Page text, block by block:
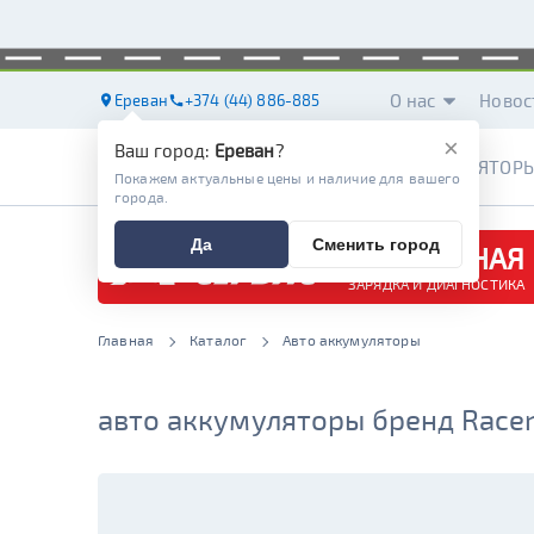
Ереван +374 (44) 886-885 О нас
БЕСПЛАТНАЯ
ЗАРЯДКА И ДИАГНОСТИКА
Главная Каталог Авто аккумуляторы
авто аккумуляторы бренд
×
Ваш город: Ереван?
Покажем актуальные цены и наличие для вашего
города.
Да Сменить город